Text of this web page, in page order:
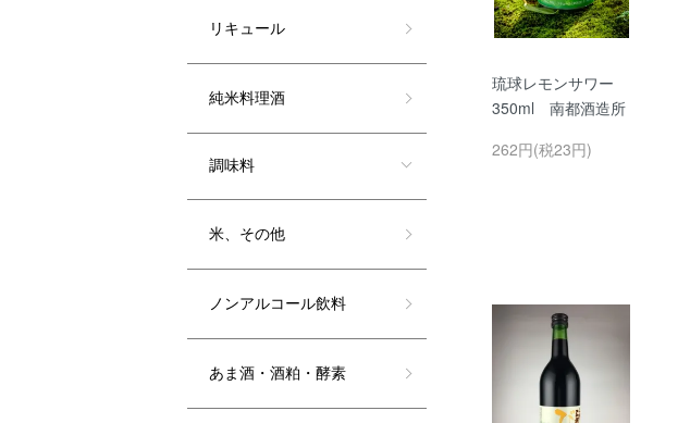
琉球レモンサワー
350ml 南都酒造所
262円(税23円)
リキュール
純米料理酒
調味料
米、その他
ノンアルコール飲料
あま酒・酒粕・酵素